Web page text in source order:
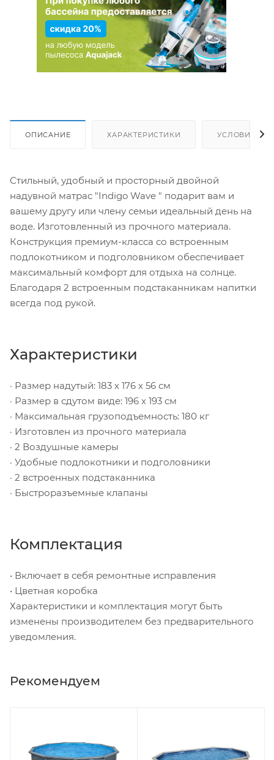
ОПИСАНИЕ ХАРАКТЕРИСТИКИ УСЛОВИЯ
Стильный, удобный и просторный двойной
надувной матрас "Indigo Wave " подарит вам и
вашему другу или члену семьи идеальный день на
воде. Изготовленный из прочного материала.
Конструкция премиум-класса со встроенным
подлокотником и подголовником обеспечивает
максимальный комфорт для отдыха на солнце.
Благодаря 2 встроенным подстаканникам напитки
всегда под рукой.
Характеристики
· Размер надутый: 183 х 176 х 56 см
· Размер в сдутом виде: 196 х 193 см
· Максимальная грузоподъемность: 180 кг
· Изготовлен из прочного материала
· 2 Воздушные камеры
· Удобные подлокотники и подголовники
· 2 встроенных подстаканника
· Быстроразъемные клапаны
Комплектация
• Включает в себя ремонтные исправления
• Цветная коробка
Характеристики и комплектация могут быть
изменены производителем без предварительного
уведомления.
Рекомендуем